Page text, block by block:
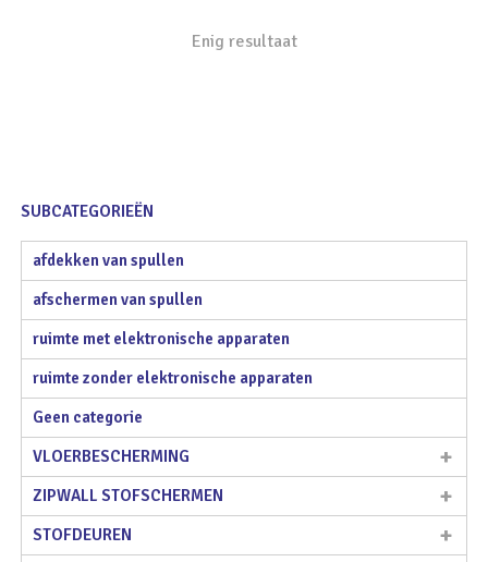
Enig resultaat
SUBCATEGORIEËN
afdekken van spullen
afschermen van spullen
ruimte met elektronische apparaten
ruimte zonder elektronische apparaten
Geen categorie
VLOERBESCHERMING
ZIPWALL STOFSCHERMEN
STOFDEUREN